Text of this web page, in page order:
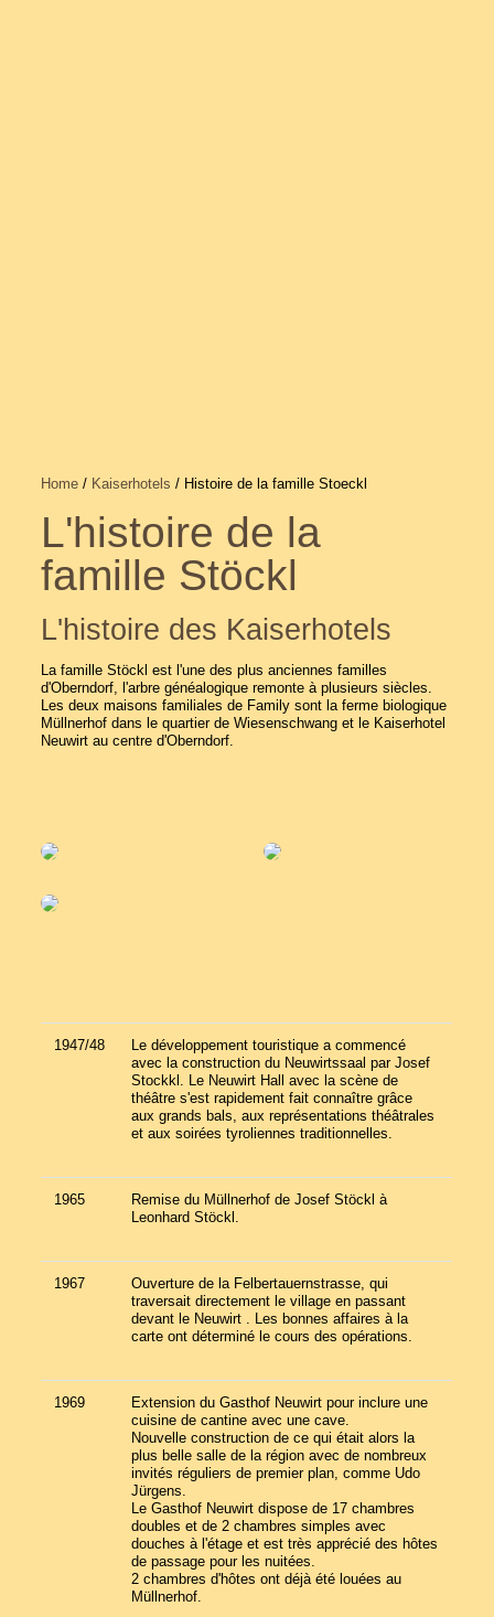
Home / Kaiserhotels / Histoire de la famille Stoeckl
L'histoire de la
famille Stöckl
L'histoire des Kaiserhotels
La famille Stöckl est l'une des plus anciennes familles
d'Oberndorf, l'arbre généalogique remonte à plusieurs siècles.
Les deux maisons familiales de Family sont la ferme biologique
Müllnerhof dans le quartier de Wiesenschwang et le Kaiserhotel
Neuwirt au centre d'Oberndorf.
1947/48
Le développement touristique a commencé
avec la construction du Neuwirtssaal par Josef
Stockkl. Le Neuwirt Hall avec la scène de
théâtre s'est rapidement fait connaître grâce
aux grands bals, aux représentations théâtrales
et aux soirées tyroliennes traditionnelles.
1965
Remise du Müllnerhof de Josef Stöckl à
Leonhard Stöckl.
1967
Ouverture de la Felbertauernstrasse, qui
traversait directement le village en passant
devant le Neuwirt . Les bonnes affaires à la
carte ont déterminé le cours des opérations.
1969
Extension du Gasthof Neuwirt pour inclure une
cuisine de cantine avec une cave.
Nouvelle construction de ce qui était alors la
plus belle salle de la région avec de nombreux
invités réguliers de premier plan, comme Udo
Jürgens.
Le Gasthof Neuwirt dispose de 17 chambres
doubles et de 2 chambres simples avec
douches à l'étage et est très apprécié des hôtes
de passage pour les nuitées.
2 chambres d'hôtes ont déjà été louées au
Müllnerhof.